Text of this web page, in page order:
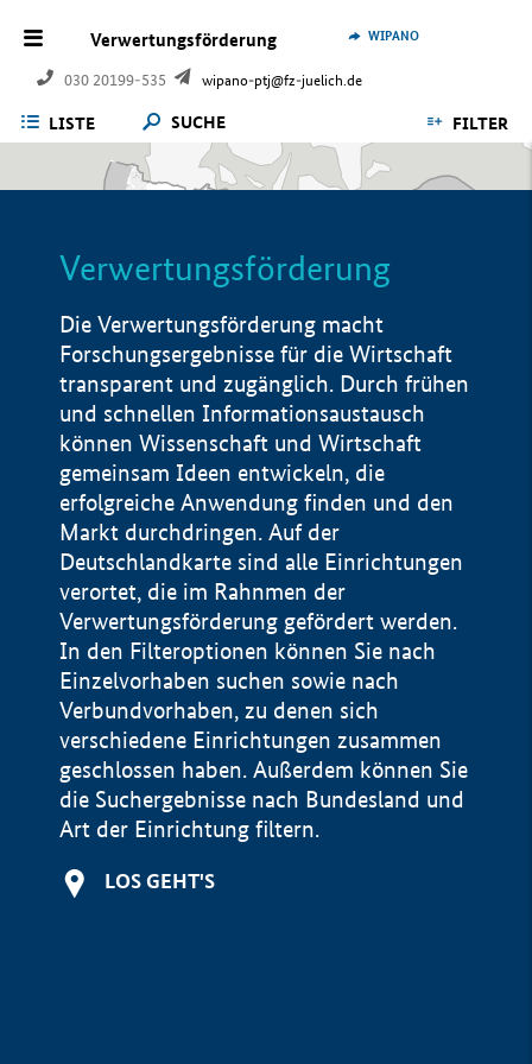
Verwertungsförderung
030 20199-535 wipano-ptj@fz-juelich.de
WIPANO
LISTE SUCHE FILTER
Verwertungsförderung
Die Verwertungsförderung macht
Forschungsergebnisse für die Wirtschaft
transparent und zugänglich. Durch frühen
und schnellen Informationsaustausch
können Wissenschaft und Wirtschaft
gemeinsam Ideen entwickeln, die
erfolgreiche Anwendung finden und den
Markt durchdringen. Auf der
Deutschlandkarte sind alle Einrichtungen
verortet, die im Rahnmen der
Verwertungsförderung gefördert werden.
In den Filteroptionen können Sie nach
Einzelvorhaben suchen sowie nach
Verbundvorhaben, zu denen sich
verschiedene Einrichtungen zusammen
geschlossen haben. Außerdem können Sie
die Suchergebnisse nach Bundesland und
Art der Einrichtung filtern.
LOS GEHT'S